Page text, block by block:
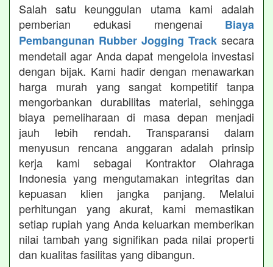
Salah satu keunggulan utama kami adalah
pemberian edukasi mengenai Biaya
Pembangunan Rubber Jogging Track secara
mendetail agar Anda dapat mengelola investasi
dengan bijak. Kami hadir dengan menawarkan
harga murah yang sangat kompetitif tanpa
mengorbankan durabilitas material, sehingga
biaya pemeliharaan di masa depan menjadi
jauh lebih rendah. Transparansi dalam
menyusun rencana anggaran adalah prinsip
kerja kami sebagai Kontraktor Olahraga
Indonesia yang mengutamakan integritas dan
kepuasan klien jangka panjang. Melalui
perhitungan yang akurat, kami memastikan
setiap rupiah yang Anda keluarkan memberikan
nilai tambah yang signifikan pada nilai properti
dan kualitas fasilitas yang dibangun.